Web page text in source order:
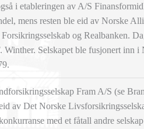
i etableringen av A/S
mens resten ble eid av Norske
og Realbanken.
Winther. Selskapet ble fusjonert inn i
Fram A/S (se
av Det Norske
med et fåtall andre